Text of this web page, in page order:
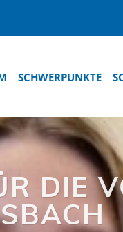
SCHWERPUNKTE
DIE